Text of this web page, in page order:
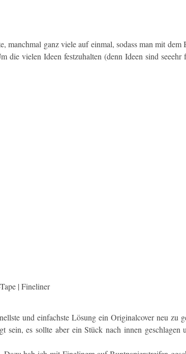
manchmal ganz viele auf einmal, sodass man mit dem
die vielen Ideen festzuhalten (denn Ideen sind seeehr
| Fineliner
und einfachste Lösung ein Originalcover neu zu
sein, es sollte aber ein Stück nach innen geschlagen